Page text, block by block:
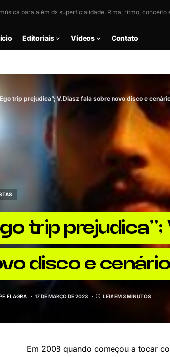
para além da superficialidade. Rima, ritmo, conceito
Editoriais Vídeos Contato
trip prejudica”; V.Diasz fala sobre novo disco e cenário
trip
disco e cenário
FLAGRA 17 DE MARÇO DE 2023 LEIA EM 3 MINUTOS
Em 2008 quando começou a tocar